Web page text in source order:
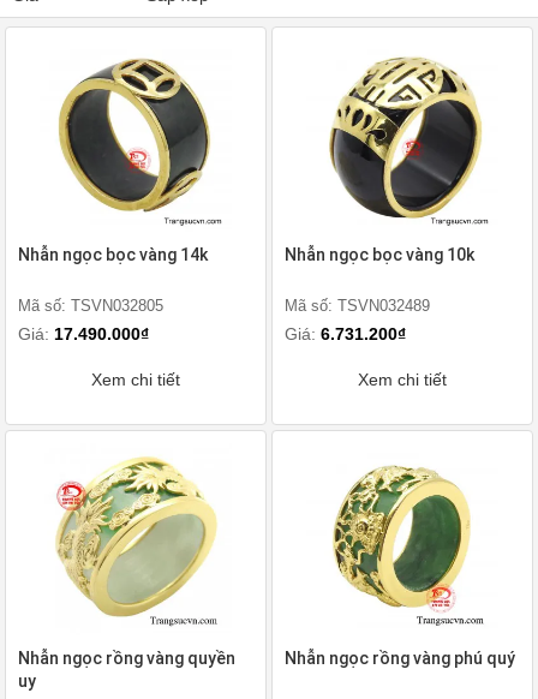
Nhẫn ngọc bọc vàng 14k
Mã số: TSVN032805
Giá: 17.490.000₫
Xem chi tiết
Nhẫn ngọc bọc vàng 10k
Mã số: TSVN032489
Giá: 6.731.200₫
Xem chi tiết
Nhẫn ngọc rồng vàng quyền
uy
Nhẫn ngọc rồng vàng phú quý